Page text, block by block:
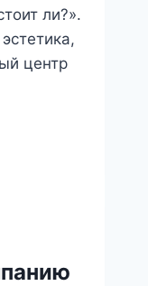
ли?».
центр